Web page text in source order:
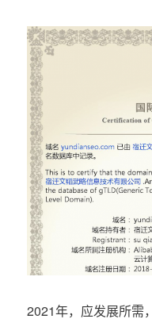
2021年，应发展所需